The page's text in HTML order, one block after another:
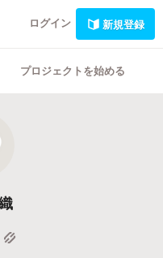
ログイン 新規登録
プロジェクトを始める